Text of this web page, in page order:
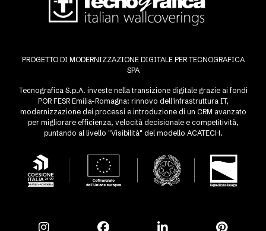
PROGETTO DI MODERNIZZAZIONE DIGITALE PER TECNOGRAFICA
SPA
Tecnografica S.p.A. investe nella transizione digitale grazie ai fondi
POR FESR Emilia-Romagna: rinnovo dell'infrastruttura IT,
modernizzazione dei processi e introduzione di un CRM avanzato
per migliorare efficienza, velocità decisionale e competitività,
puntando al livello "Visibilità" del modello ACATECH.